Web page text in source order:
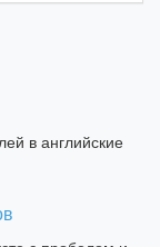
в английские